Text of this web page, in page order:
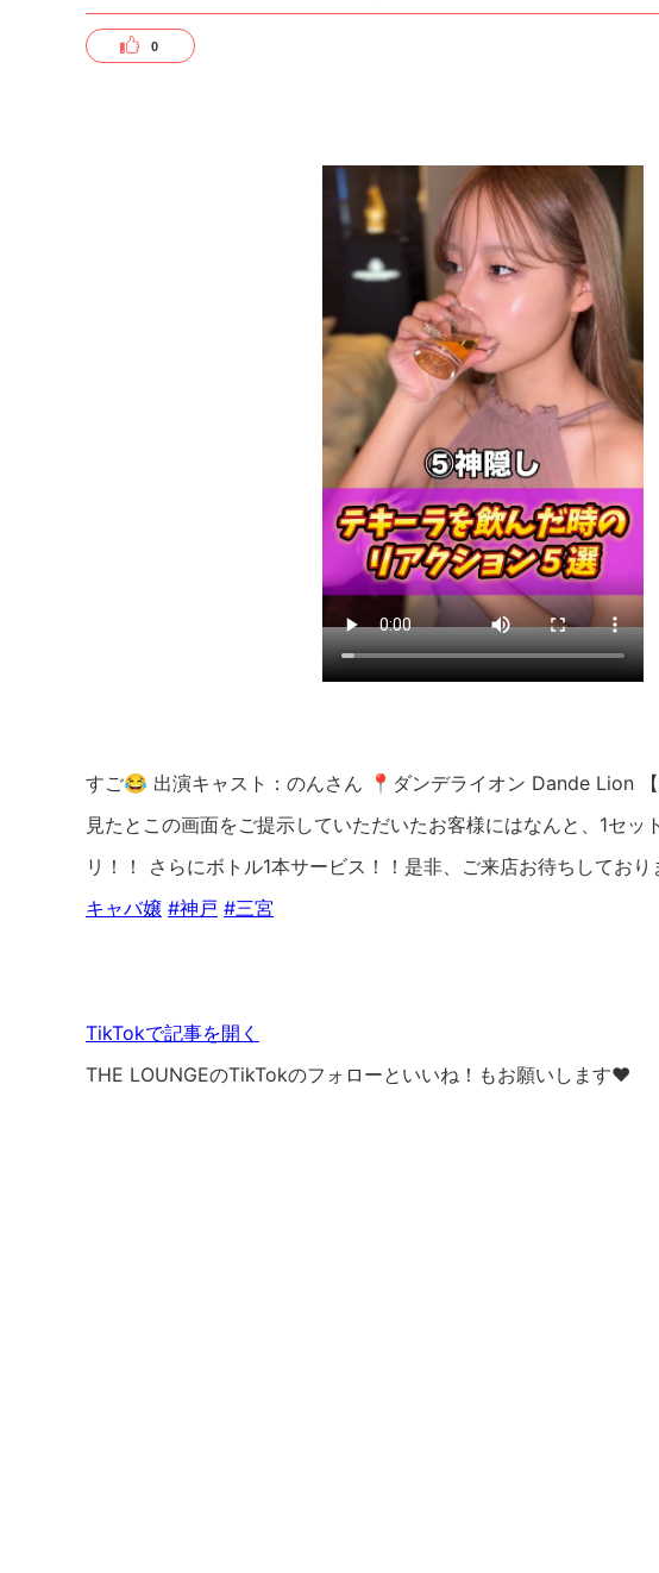
0
すご😂 出演キャスト：のんさん 📍ダンデライオン Dande Lion
見たとこの画面をご提示していただいたお客様にはなんと、1セッ
リ！！ さらにボトル1本サービス！！是非、ご来店お待ちしてお
キャバ嬢 #神戸 #三宮
TikTokで記事を開く
THE LOUNGEのTikTokのフォローといいね！もお願いします❤